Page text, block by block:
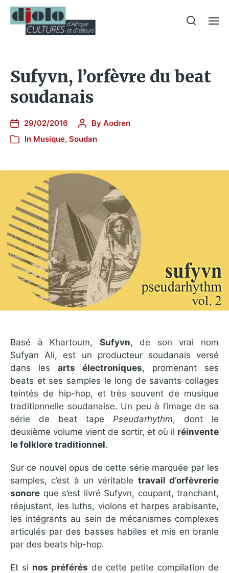
Sufyvn, l’orfèvre du beat
soudanais
29/02/2016 By Aodren
In Musique, Soudan
Basé à Khartoum, Sufyvn, de son vrai nom
Sufyan Ali, est un producteur soudanais versé
dans les arts électroniques, promenant ses
beats et ses samples le long de savants collages
teintés de hip-hop, et très souvent de musique
traditionnelle soudanaise. Un peu à l’image de sa
série de beat tape Pseudarhythm, dont le
deuxième volume vient de sortir, et où il réinvente
le folklore traditionnel.
Sur ce nouvel opus de cette série marquée par les
samples, c’est à un véritable travail d’orfèvrerie
sonore que s’est livré Sufyvn, coupant, tranchant,
réajustant, les luths, violons et harpes arabisante,
les intégrants au sein de mécanismes complexes
articulés par des basses habiles et mis en branle
par des beats hip-hop.
Et si nos préférés de cette petite compilation de